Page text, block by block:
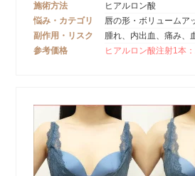
施術方法
ヒアルロン酸
悩み・カテゴリ
唇の形・ボリュームア
副作用・リスク
腫れ、内出血、痛み
参考価格
ヒアルロン酸注射1本